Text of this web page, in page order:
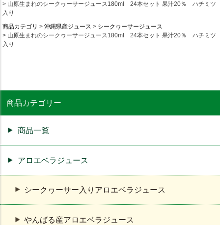
山原生まれのシークヮーサージュース180ml 24本セット 果汁20％ ハチミツ
入り
商品カテゴリ
沖縄県産ジュース
シークヮーサージュース
山原生まれのシークヮーサージュース180ml 24本セット 果汁20％ ハチミツ
入り
商品カテゴリー
商品一覧
アロエベラジュース
シークヮーサー入りアロエベラジュース
やんばる産アロエベラジュース